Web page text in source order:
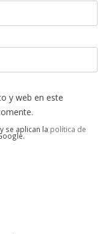
y web en este
se aplican la política de